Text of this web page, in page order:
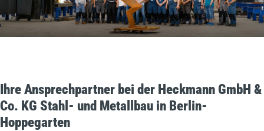
Ihre Ansprechpartner bei der Heckmann GmbH &
Co. KG Stahl- und Metallbau in Berlin-
Hoppegarten